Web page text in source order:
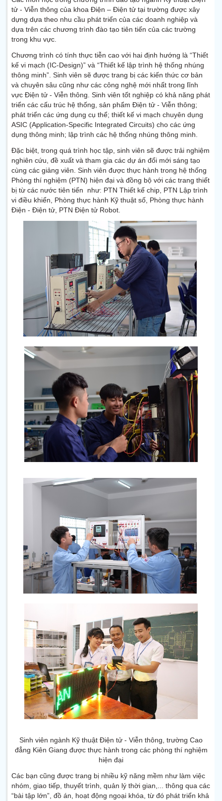
tử - Viễn thông của khoa Điện – Điện tử tại trường được xây
dựng dựa theo nhu cầu phát triển của các doanh nghiệp và
dựa trên các chương trình đào tạo tiên tiến của các trường
trong khu vực.
Chương trình có tính thực tiễn cao với hai định hướng là “Thiết
kế vi mạch (IC-Design)” và “Thiết kế lập trình hệ thống nhúng
thông minh”. Sinh viên sẽ được trang bị các kiến thức cơ bản
và chuyên sâu cũng như các công nghệ mới nhất trong lĩnh
vực Điện tử - Viễn thông. Sinh viên tốt nghiệp có khả năng phát
triển các cấu trúc hệ thống, sản phẩm Điện tử - Viễn thông;
phát triển các ứng dụng cụ thể; thiết kế vi mạch chuyên dụng
ASIC (Application-Specific Integrated Circuits) cho các ứng
dụng thông minh; lập trình các hệ thống nhúng thông minh.
Đặc biệt, trong quá trình học tập, sinh viên sẽ được trải nghiệm
nghiên cứu, đề xuất và tham gia các dự án đổi mới sáng tạo
cùng các giảng viên. Sinh viên được thực hành trong hệ thống
Phòng thí nghiệm (PTN) hiện đại và đồng bộ với các trang thiết
bị từ các nước tiên tiến như: PTN Thiết kế chip, PTN Lập trình
vi điều khiển, Phòng thực hành Kỹ thuật số, Phòng thực hành
Điện - Điện tử, PTN Điện tử Robot.
Sinh viên ngành Kỹ thuật Điện tử - Viễn thông, trường Cao
đẳng Kiên Giang được thực hành trong các phòng thí nghiệm
hiện đại
Các bạn cũng được trang bị nhiều kỹ năng mềm như làm việc
nhóm, giao tiếp, thuyết trình, quản lý thời gian,... thông qua các
“bài tập lớn”, đồ án, hoạt động ngoại khóa, từ đó phát triển khả